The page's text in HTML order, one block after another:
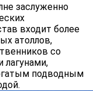
заслуженно
входит более
атоллов,
со
лагунами,
подводным